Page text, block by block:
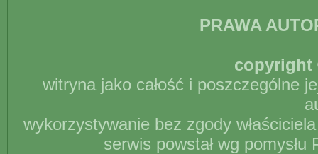
PRAWA
copyright
witryna jako całość i poszczególne
wykorzystywanie bez zgody
serwis powstał wg